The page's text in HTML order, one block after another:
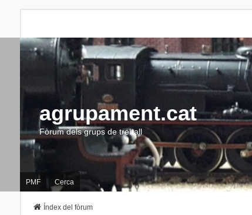
agrupament.cat
Fòrum dels grups de treball
PMF Cerca
Índex del fòrum